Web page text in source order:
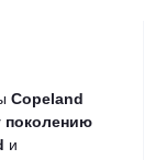
Copeland
поколению
и